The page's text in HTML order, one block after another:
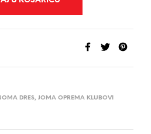
JOMA DRES, JOMA OPREMA KLUBOVI